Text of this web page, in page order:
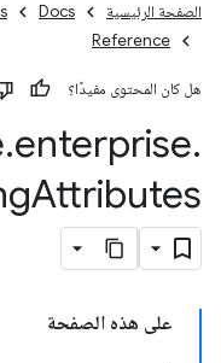
الصفحة الرئيسية Docs
Reference
هل كان المحتوى مفيدًا؟
.enterprise.
Attributes
على هذه الصفحة